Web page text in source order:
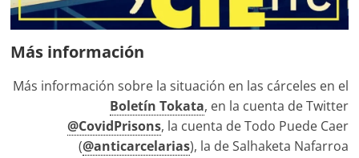
Más información
Más información sobre la situación en las cárceles en el
Boletín Tokata, en la cuenta de Twitter
@CovidPrisons, la cuenta de Todo Puede Caer
(@anticarcelarias), la de Salhaketa Nafarroa